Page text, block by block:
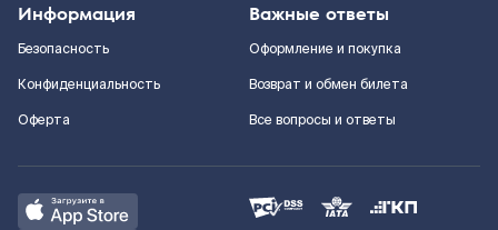
Информация
Безопасность
Конфиденциальность
Оферта
Важные ответы
Оформление и покупка
Возврат и обмен билета
Все вопросы и ответы